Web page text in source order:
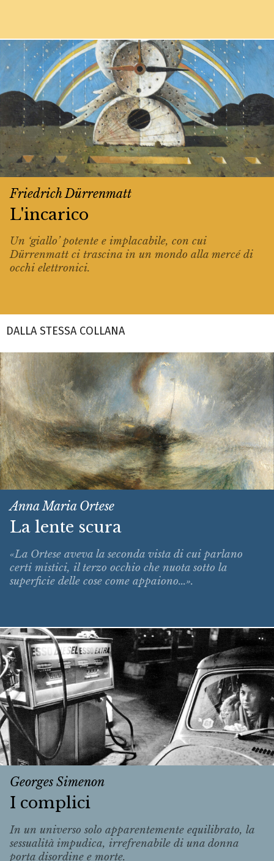
Friedrich Dürrenmatt
L'incarico
Un ‘giallo’ potente e implacabile, con cui
Dürrenmatt ci trascina in un mondo alla mercé di
occhi elettronici.
DALLA STESSA COLLANA
Anna Maria Ortese
La lente scura
«La Ortese aveva la seconda vista di cui parlano
certi mistici, il terzo occhio che nuota sotto la
superficie delle cose come appaiono...».
Georges Simenon
I complici
In un universo solo apparentemente equilibrato, la
sessualità impudica, irrefrenabile di una donna
porta disordine e morte.